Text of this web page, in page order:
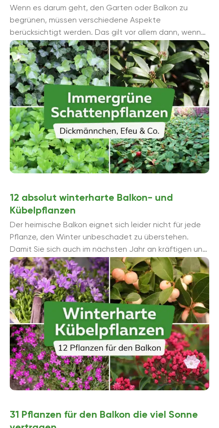
Wenn es darum geht, den Garten oder Balkon zu
begrünen, müssen verschiedene Aspekte
berücksichtigt werden. Das gilt vor allem dann, wenn
es sich um schattige Standorte handelt. ...
12 absolut winterharte Balkon- und
Kübelpflanzen
Der heimische Balkon eignet sich leider nicht für jede
Pflanze, den Winter unbeschadet zu überstehen.
Damit Sie sich auch im nächsten Jahr an kräftigen und
gesunden Kü...
31 Pflanzen für den Balkon die viel Sonne